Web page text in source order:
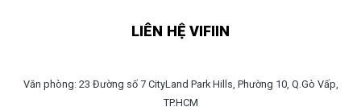
LIÊN HỆ VIFIIN
Văn phòng: 23 Đường số 7 CityLand Park Hills, Phường 10, Q.Gò Vấp,
TP.HCM